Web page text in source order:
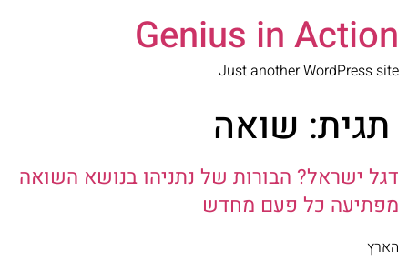
Genius in Action
Just another WordPress site
תגית: שואה
דגל ישראל? הבורות של נתניהו בנושא השואה
מפתיעה כל פעם מחדש
הארץ